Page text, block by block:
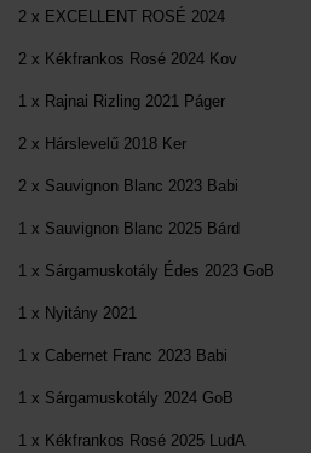
2 x EXCELLENT ROSÉ 2024
2 x Kékfrankos Rosé 2024 Kov
1 x Rajnai Rizling 2021 Páger
2 x Hárslevelű 2018 Ker
2 x Sauvignon Blanc 2023 Babi
1 x Sauvignon Blanc 2025 Bárd
1 x Sárgamuskotály Édes 2023 GoB
1 x Nyitány 2021
1 x Cabernet Franc 2023 Babi
1 x Sárgamuskotály 2024 GoB
1 x Kékfrankos Rosé 2025 LudA